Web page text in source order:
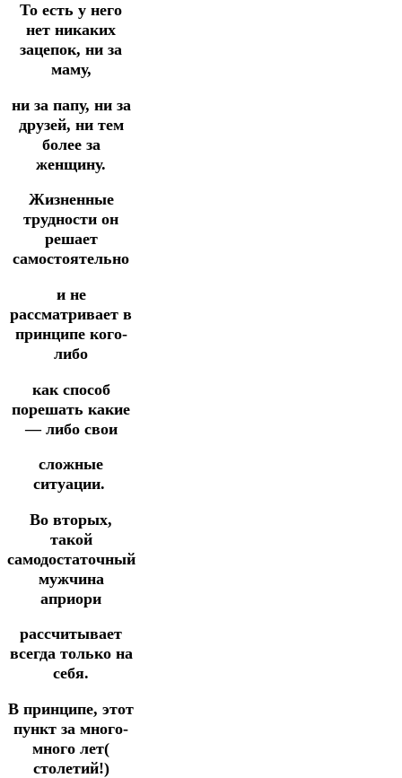
То есть у него
нет никаких
зацепок, ни за
маму,
ни за папу, ни за
друзей, ни тем
более за
женщину.
Жизненные
трудности он
решает
самостоятельно
и не
рассматривает в
принципе кого-
либо
как способ
порешать какие
— либо свои
сложные
ситуации.
Во вторых,
такой
самодостаточный
мужчина
априори
рассчитывает
всегда только на
себя.
В принципе, этот
пункт за много-
много лет(
столетий!)